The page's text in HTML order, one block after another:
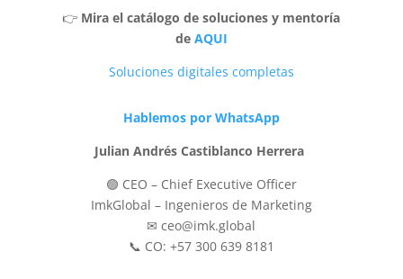
👉 Mira el catálogo de soluciones y mentoría
de AQUI
Soluciones digitales completas
Hablemos por WhatsApp
Julian Andrés Castiblanco Herrera
🟢 CEO – Chief Executive Officer
ImkGlobal – Ingenieros de Marketing
✉ ceo@imk.global
📞 CO: +57 300 639 8181